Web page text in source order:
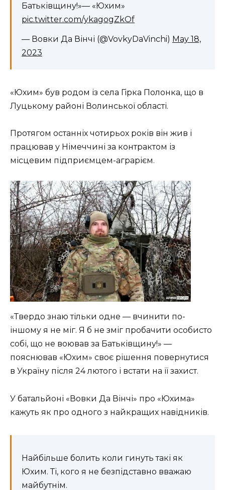
Батьківщину!»— «Юхим»
pic.twitter.com/ykagogZkOf
— Вовки Да Вінчі (@VovkyDaVinchi) May 18,
2023
«Юхим» був родом із села Гірка Полонка, що в
Луцькому районі Волинської області.
Протягом останніх чотирьох років він жив і
працював у Німеччині за контрактом із
місцевим підприємцем-аграрієм.
«Твердо знаю тільки одне — вчинити по-
іншому я не міг. Я б не зміг пробачити особисто
собі, що не воював за Батьківщину!» —
пояснював «Юхим» своє рішення повернутися
в Україну після 24 лютого і встати на її захист.
У батальйоні «Вовки Да Вінчі» про «Юхима»
кажуть як про одного з найкращих навідників.
Найбільше болить коли гинуть такі як
Юхим. Ті, кого я не безпідставно вважаю
майбутнім.